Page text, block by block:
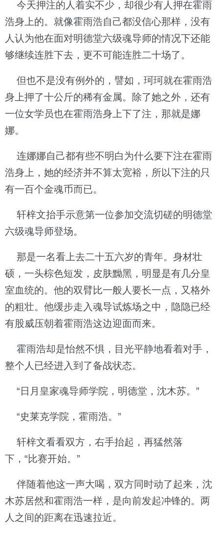
今天押注的人着实不少，却很少有人押在霍雨
浩身上的。就像霍雨浩自己都没信心那样，没有
人认为他在面对明德堂六级魂导师的情况下还能
够继续连胜下去，更不可能连胜二十场了。
但也不是没有例外的，譬如，珂珂就在霍雨浩
身上押了十公斤的稀有金属。除了她之外，还有
一位女学员也在霍雨浩身上下了注，那就是娜
娜。
连娜娜自己都有些不明白为什么要下注在霍雨
浩身上，她的经济并不算太宽裕，所以下注的只
有一百个金魂币而已。
轩梓文抬手示意第一位参加交流切磋的明德堂
六级魂导师登场。
那是一名看上去二十五六岁的青年。身材壮
硕，一头棕色短发，皮肤黝黑，明显是有几分皇
室血统的。他的双臂比一般人要长一点，又格外
的粗壮。他缓步走入魂导试炼场之中，隐隐已经
有股威压朝着霍雨浩这边迎面而来。
霍雨浩却是怡然不惧，目光平静地看着对手，
整个人已经进入到了备战状态。
“日月皇家魂导师学院，明德堂，沈木苏。”
“史莱克学院，霍雨浩。”
轩梓文看看双方，右手抬起，再猛然落
下，“比赛开始。”
伴随着他这一声大喝，双方同时动了起来，沈
木苏居然和霍雨浩一样，是向前发起冲锋的。两
人之间的距离在迅速拉近。